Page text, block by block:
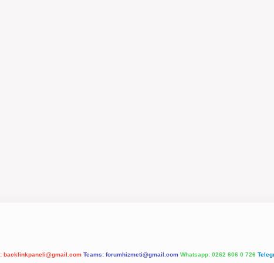
backlinkpaneli@gmail.com Teams: forumhizmeti@gmail.com Whatsapp: 0262 606 0 726